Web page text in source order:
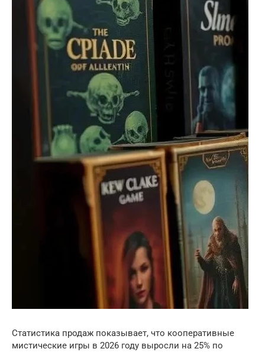
Статистика продаж показывает, что кооперативные
мистические игры в 2026 году выросли на 25% по